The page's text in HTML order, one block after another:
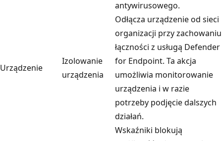
antywirusowego.
Urządzenie
Izolowanie
urządzenia
Odłącza urządzenie od sieci
organizacji przy zachowaniu
łączności z usługą Defender
for Endpoint. Ta akcja
umożliwia monitorowanie
urządzenia i w razie
potrzeby podjęcie dalszych
działań.
Wskaźniki blokują